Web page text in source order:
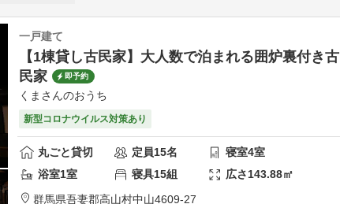
一戸建て
【1棟貸し古民家】大人数で泊まれる囲炉裏付き古
民家
即予約
くまさんのおうち
新型コロナウイルス対策あり
丸ごと貸切 定員15名 寝室4室
浴室1室 寝具15組 広さ143.88㎡
群馬県吾妻郡高山村中山4609-27